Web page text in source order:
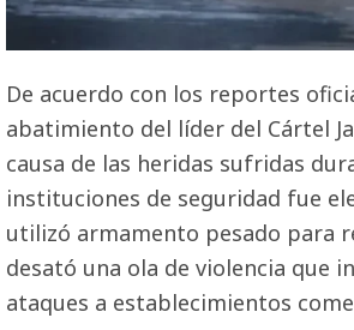
De acuerdo con los reportes
abatimiento del líder del Cártel
causa de las heridas sufridas
instituciones de seguridad fue
utilizó armamento pesado para
desató una ola de violencia que
ataques a establecimientos